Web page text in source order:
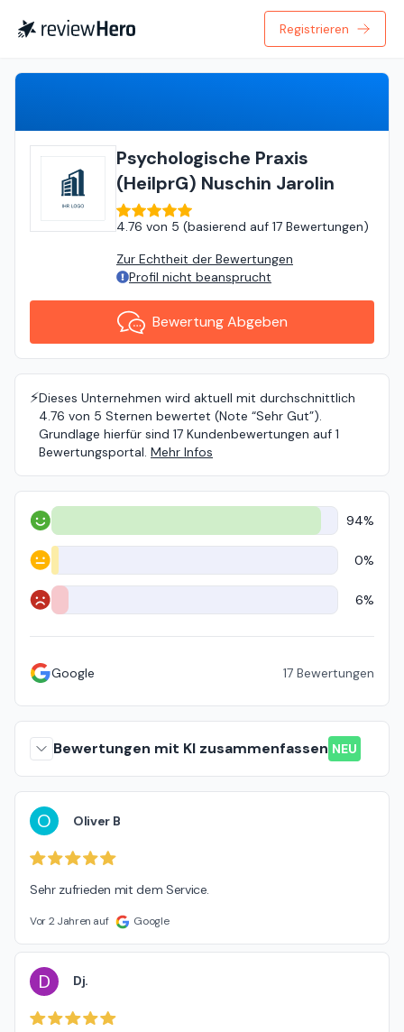
Registrieren
Psychologische Praxis
(HeilprG) Nuschin Jarolin
4.76 von 5 (basierend auf 17 Bewertungen)
Zur Echtheit der Bewertungen
Profil nicht beansprucht
Bewertung Abgeben
⚡️Dieses Unternehmen wird aktuell mit durchschnittlich
4.76 von 5 Sternen bewertet (Note “Sehr Gut”).
Grundlage hierfür sind 17 Kundenbewertungen auf 1
Bewertungsportal. Mehr Infos
Positiv 94%
Neutral 0%
Negativ 6%
Google 17 Bewertungen
Bewertungen mit KI zusammenfassen NEU
O Oliver B
Sehr zufrieden mit dem Service.
Vor 2 Jahren auf Google
D Dj.